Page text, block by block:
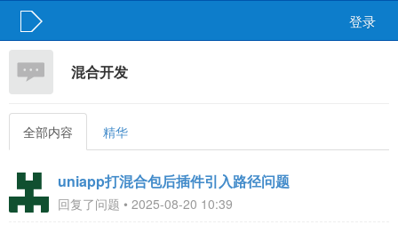
登录
混合开发
全部内容 精华
uniapp打混合包后插件引入路径问题
回复了问题 • 2025-08-20 10:39